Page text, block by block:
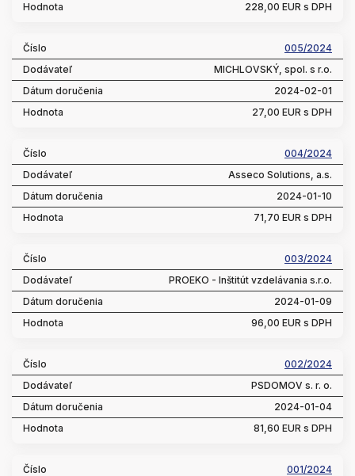
228,00 EUR s DPH
005/2024
MICHLOVSKÝ, spol. s r.o.
2024-02-01
27,00 EUR s DPH
004/2024
Asseco Solutions, a.s.
2024-01-10
71,70 EUR s DPH
003/2024
PROEKO - Inštitút vzdelávania s.r.o.
2024-01-09
96,00 EUR s DPH
002/2024
PSDOMOV s. r. o.
2024-01-04
81,60 EUR s DPH
001/2024